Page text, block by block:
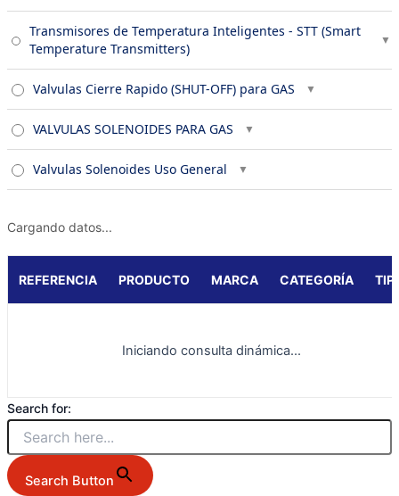
Transmisores de Temperatura Inteligentes - STT (Smart
Temperature Transmitters)
Valvulas Cierre Rapido (SHUT-OFF) para GAS
VALVULAS SOLENOIDES PARA GAS
Valvulas Solenoides Uso General
Cargando datos...
REFERENCIA PRODUCTO MARCA CATEGORÍA
Iniciando consulta dinámica...
Search for:
Search Button